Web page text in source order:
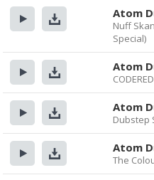
Atom
Nuff
Special)
Прослушать
Скачать
Atom
Прослушать
Скачать
Atom
Dubstep
Прослушать
Скачать
Atom
The